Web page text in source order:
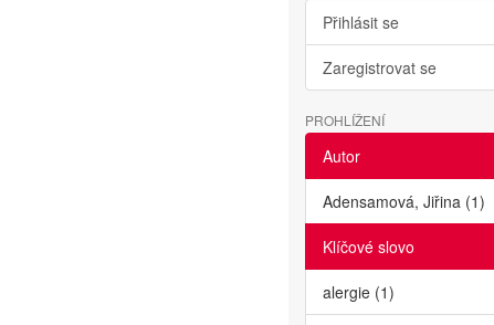
Přihlásit se
Zaregistrovat se
PROHLÍŽENÍ
Autor
Adensamová, Jiřina (1)
Klíčové slovo
alergie (1)